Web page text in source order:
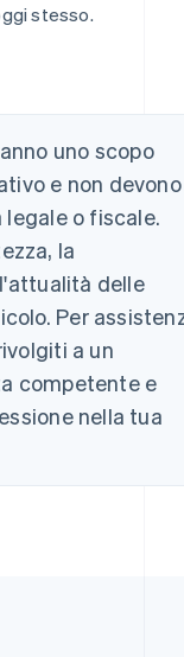
stesso.
uno scopo
e non devono
legale o fiscale.
la
delle
Per
a un
competente e
nella tua